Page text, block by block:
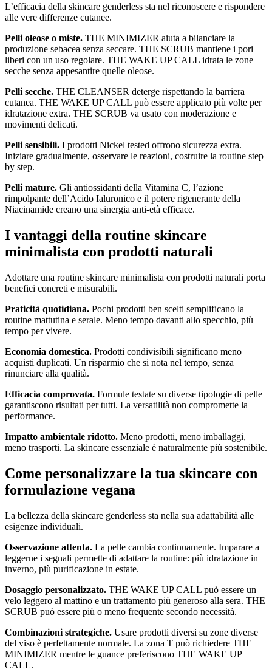
L’efficacia della skincare genderless sta nel riconoscere e rispondere
alle vere differenze cutanee.
Pelli oleose o miste. THE MINIMIZER aiuta a bilanciare la
produzione sebacea senza seccare. THE SCRUB mantiene i pori
liberi con un uso regolare. THE WAKE UP CALL idrata le zone
secche senza appesantire quelle oleose.
Pelli secche. THE CLEANSER deterge rispettando la barriera
cutanea. THE WAKE UP CALL può essere applicato più volte per
idratazione extra. THE SCRUB va usato con moderazione e
movimenti delicati.
Pelli sensibili. I prodotti Nickel tested offrono sicurezza extra.
Iniziare gradualmente, osservare le reazioni, costruire la routine step
by step.
Pelli mature. Gli antiossidanti della Vitamina C, l’azione
rimpolpante dell’Acido Ialuronico e il potere rigenerante della
Niacinamide creano una sinergia anti-età efficace.
I vantaggi della routine skincare
minimalista con prodotti naturali
Adottare una routine skincare minimalista con prodotti naturali porta
benefici concreti e misurabili.
Praticità quotidiana. Pochi prodotti ben scelti semplificano la
routine mattutina e serale. Meno tempo davanti allo specchio, più
tempo per vivere.
Economia domestica. Prodotti condivisibili significano meno
acquisti duplicati. Un risparmio che si nota nel tempo, senza
rinunciare alla qualità.
Efficacia comprovata. Formule testate su diverse tipologie di pelle
garantiscono risultati per tutti. La versatilità non compromette la
performance.
Impatto ambientale ridotto. Meno prodotti, meno imballaggi,
meno trasporti. La skincare essenziale è naturalmente più sostenibile.
Come personalizzare la tua skincare con
formulazione vegana
La bellezza della skincare genderless sta nella sua adattabilità alle
esigenze individuali.
Osservazione attenta. La pelle cambia continuamente. Imparare a
leggerne i segnali permette di adattare la routine: più idratazione in
inverno, più purificazione in estate.
Dosaggio personalizzato. THE WAKE UP CALL può essere un
velo leggero al mattino e un trattamento più generoso alla sera. THE
SCRUB può essere più o meno frequente secondo necessità.
Combinazioni strategiche. Usare prodotti diversi su zone diverse
del viso è perfettamente normale. La zona T può richiedere THE
MINIMIZER mentre le guance preferiscono THE WAKE UP
CALL.